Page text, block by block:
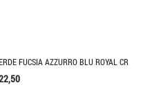
FUCSIA AZZURRO BLU ROYAL CR